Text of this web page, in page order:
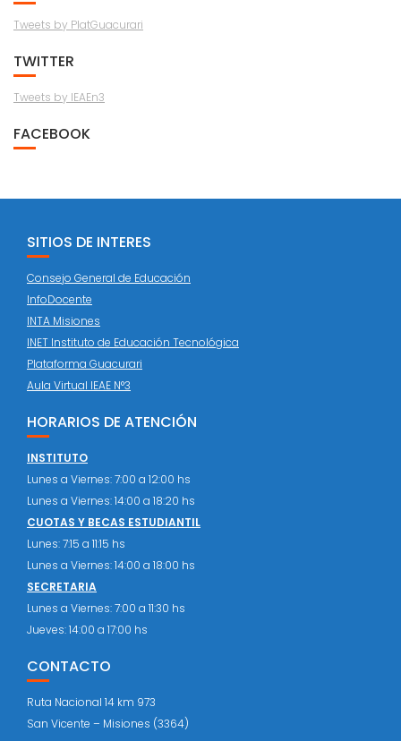
Tweets by PlatGuacurari
TWITTER
Tweets by IEAEn3
FACEBOOK
SITIOS DE INTERES
Consejo General de Educación
InfoDocente
INTA Misiones
INET Instituto de Educación Tecnológica
Plataforma Guacurari
Aula Virtual IEAE N°3
HORARIOS DE ATENCIÓN
INSTITUTO
Lunes a Viernes: 7:00 a 12:00 hs
Lunes a Viernes: 14:00 a 18:20 hs
CUOTAS Y BECAS ESTUDIANTIL
Lunes: 7:15 a 11:15 hs
Lunes a Viernes: 14:00 a 18:00 hs
SECRETARIA
Lunes a Viernes: 7:00 a 11:30 hs
Jueves: 14:00 a 17:00 hs
CONTACTO
Ruta Nacional 14 km 973
San Vicente – Misiones (3364)